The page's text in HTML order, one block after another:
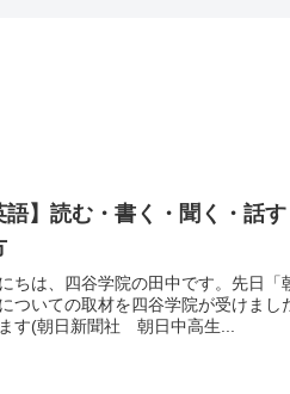
語】読む・書く・聞く・話
ちは、四谷学院の田中です。先日「
ついての取材を四谷学院が受けま
す(朝日新聞社 朝日中高生...